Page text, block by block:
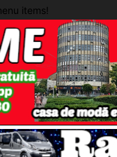
items!